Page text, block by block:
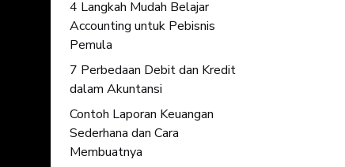
4 Langkah Mudah Belajar
Accounting untuk Pebisnis
Pemula
7 Perbedaan Debit dan Kredit
dalam Akuntansi
Contoh Laporan Keuangan
Sederhana dan Cara
Membuatnya